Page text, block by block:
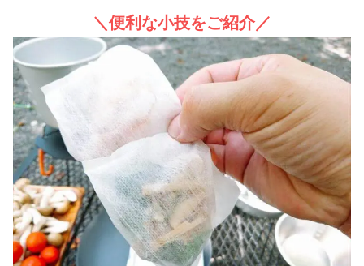
＼便利な小技をご紹介／